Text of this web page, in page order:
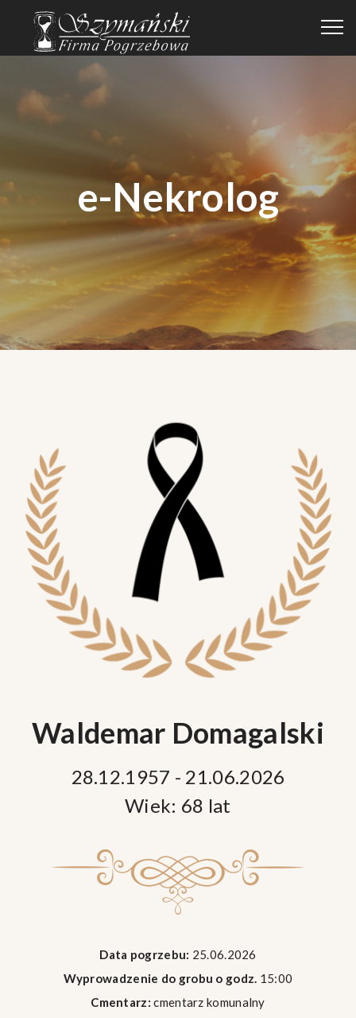
e-Nekrolog
Waldemar Domagalski
28.12.1957 - 21.06.2026
Wiek: 68 lat
Data pogrzebu: 25.06.2026
Wyprowadzenie do grobu o godz. 15:00
Cmentarz: cmentarz komunalny